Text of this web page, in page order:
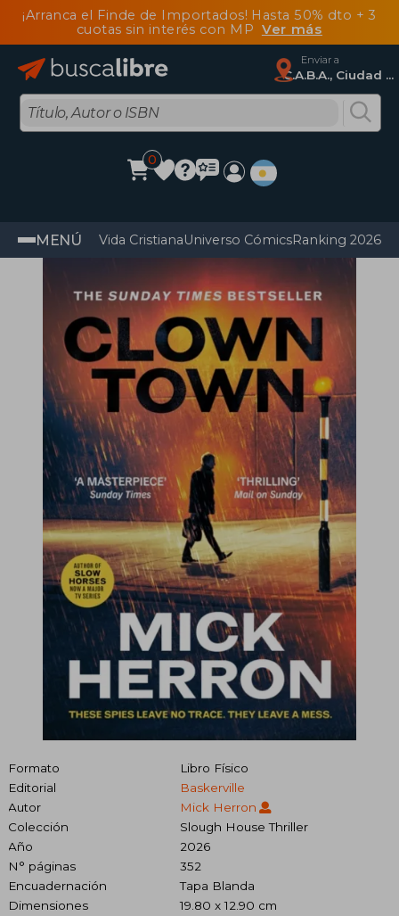
¡Arranca el Finde de Importados! Hasta 50% dto + 3
cuotas sin interés con MP Ver más
Enviar a
C.A.B.A., Ciudad Autónoma De Buenos Aires
0
MENÚ Vida CristianaUniverso CómicsRanking 2026
Formato
Libro Físico
Editorial
Baskerville
Autor
Mick Herron
Colección
Slough House Thriller
Año
2026
N° páginas
352
Encuadernación
Tapa Blanda
Dimensiones
19.80 x 12.90 cm